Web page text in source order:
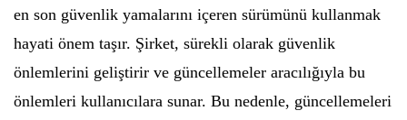
en son güvenlik yamalarını içeren sürümünü kullanmak
hayati önem taşır. Şirket, sürekli olarak güvenlik
önlemlerini geliştirir ve güncellemeler aracılığıyla bu
önlemleri kullanıcılara sunar. Bu nedenle, güncellemeleri